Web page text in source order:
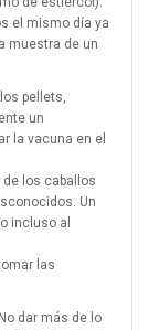
el mismo día ya
muestra de un
pellets,
un
la vacuna en el
de los caballos
Un
incluso al
las
dar más de lo